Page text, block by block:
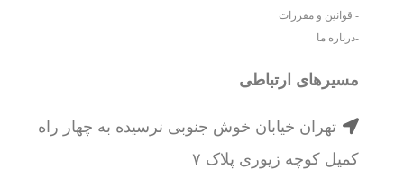
- قوانین و مقررات
-درباره ما
مسیرهای ارتباطی
تهران خیابان خوش جنوبی نرسیده به چهار راه
کمیل کوچه زیوری پلاک ۷